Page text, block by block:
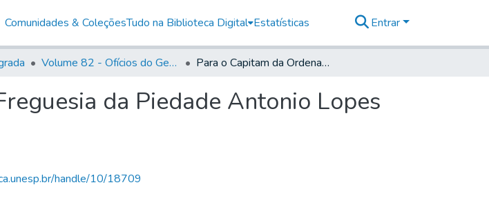
Comunidades & ColeçõesTudo na Biblioteca Digital Estatísticas Entrar
Volume 82 - Ofícios do General Martim Lopes Lobo de Saldanha (Governador da Capitania): 1779- 1780 Para o Capitam da Ordenança da Freguesia da Piedade Antonio Lopes de Lavre
da Piedade Antonio Lopes
handle/10/18709